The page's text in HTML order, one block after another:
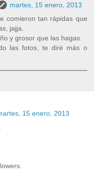
martes, 15 enero, 2013
comieron tan rápidas que
jajja.
y grosor que las hagas.
las fotos, te diré más o
15 enero, 2013